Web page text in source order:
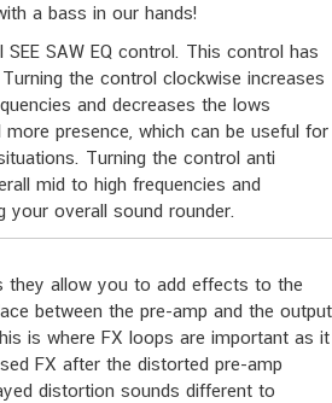
a bass in our hands!
SAW EQ control. This control has
the control clockwise increases
and decreases the lows
presence, which can be useful for
Turning the control anti
mid to high frequencies and
your overall sound rounder.
they allow you to add effects to the
between the pre-amp and the output
is where FX loops are important as it
FX after the distorted pre-amp
distortion sounds different to